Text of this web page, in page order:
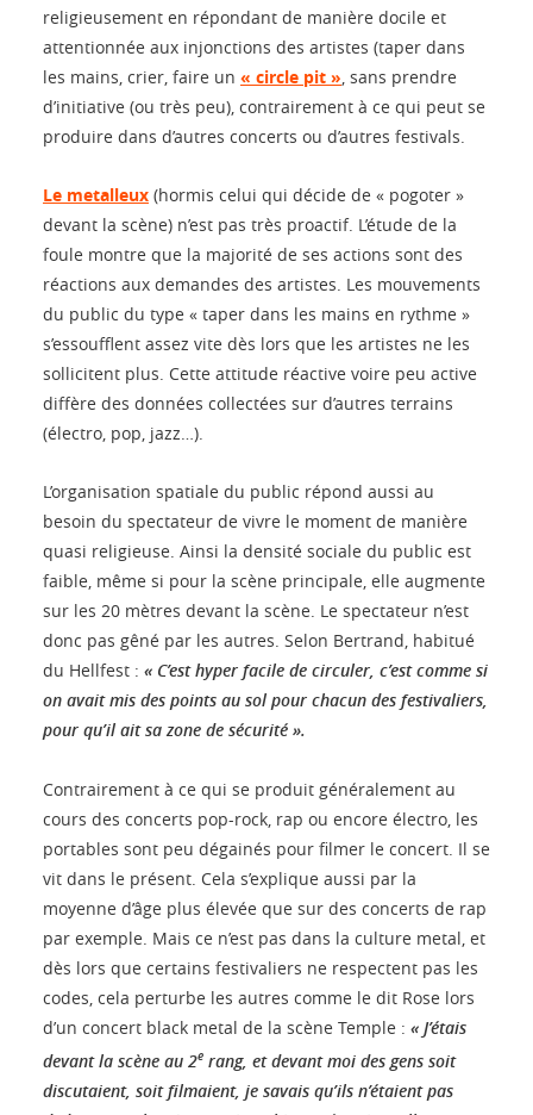
religieusement en répondant de manière docile et
attentionnée aux injonctions des artistes (taper dans
les mains, crier, faire un « circle pit » , sans prendre
d’initiative (ou très peu), contrairement à ce qui peut se
produire dans d’autres concerts ou d’autres festivals.
Le metalleux (hormis celui qui décide de « pogoter »
devant la scène) n’est pas très proactif. L’étude de la
foule montre que la majorité de ses actions sont des
réactions aux demandes des artistes. Les mouvements
du public du type « taper dans les mains en rythme »
s’essoufflent assez vite dès lors que les artistes ne les
sollicitent plus. Cette attitude réactive voire peu active
diffère des données collectées sur d’autres terrains
(électro, pop, jazz…).
L’organisation spatiale du public répond aussi au
besoin du spectateur de vivre le moment de manière
quasi religieuse. Ainsi la densité sociale du public est
faible, même si pour la scène principale, elle augmente
sur les 20 mètres devant la scène. Le spectateur n’est
donc pas gêné par les autres. Selon Bertrand, habitué
du Hellfest : « C’est hyper facile de circuler, c’est comme si
on avait mis des points au sol pour chacun des festivaliers,
pour qu’il ait sa zone de sécurité ».
Contrairement à ce qui se produit généralement au
cours des concerts pop-rock, rap ou encore électro, les
portables sont peu dégainés pour filmer le concert. Il se
vit dans le présent. Cela s’explique aussi par la
moyenne d’âge plus élevée que sur des concerts de rap
par exemple. Mais ce n’est pas dans la culture metal, et
dès lors que certains festivaliers ne respectent pas les
codes, cela perturbe les autres comme le dit Rose lors
d’un concert black metal de la scène Temple : « J’étais
devant la scène au 2e rang, et devant moi des gens soit
discutaient, soit filmaient, je savais qu’ils n’étaient pas